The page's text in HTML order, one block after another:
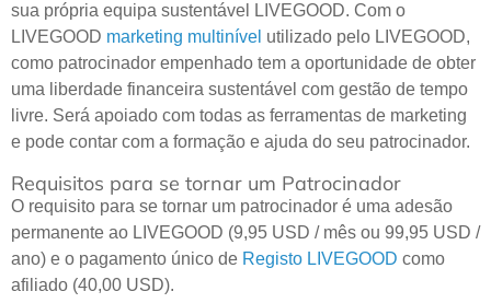
sua própria equipa sustentável LIVEGOOD. Com o
LIVEGOOD marketing multinível utilizado pelo LIVEGOOD,
como patrocinador empenhado tem a oportunidade de obter
uma liberdade financeira sustentável com gestão de tempo
livre. Será apoiado com todas as ferramentas de marketing
e pode contar com a formação e ajuda do seu patrocinador.
Requisitos para se tornar um Patrocinador
O requisito para se tornar um patrocinador é uma adesão
permanente ao LIVEGOOD (9,95 USD / mês ou 99,95 USD /
ano) e o pagamento único de Registo LIVEGOOD como
afiliado (40,00 USD).